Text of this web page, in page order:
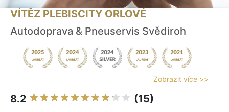
VÍTĚZ PLEBISCITY ORLOVÉ
Autodoprava & Pneuservis Svědiroh
Zobrazit více >>
8.2 (15)